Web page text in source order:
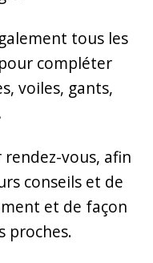
tous les
compléter
voiles, gants,
rendez-vous, afin
conseils et de
et de façon
proches.